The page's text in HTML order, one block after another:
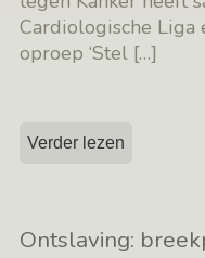
Cardiologische Liga
oproep ‘Stel […]
Verder lezen
Ontslaving: